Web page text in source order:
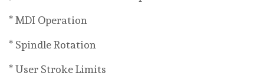
* MDI Operation
* Spindle Rotation
* User Stroke Limits